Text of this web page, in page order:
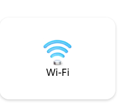
obraća pažnju na
smještaju luksuzan osjećaj.
dozvoljene.
Wi-Fi